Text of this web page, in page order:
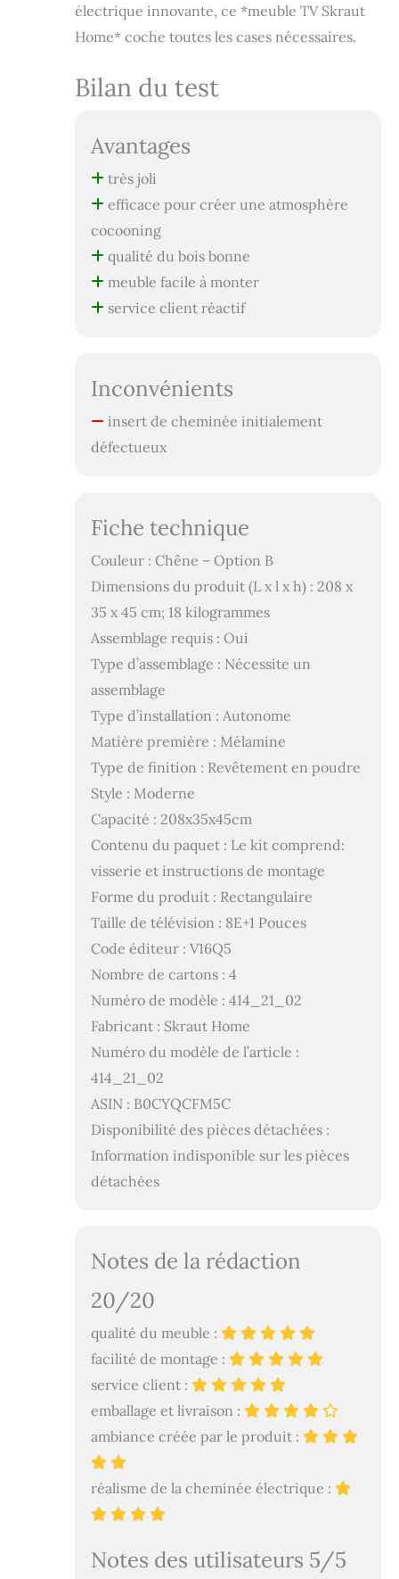
électrique innovante, ce *meuble TV Skraut
Home* coche toutes les cases nécessaires.
Bilan du test
Avantages
très joli
efficace pour créer une atmosphère
cocooning
qualité du bois bonne
meuble facile à monter
service client réactif
Inconvénients
insert de cheminée initialement
défectueux
Fiche technique
Couleur : Chêne – Option B
Dimensions du produit (L x l x h) : 208 x
35 x 45 cm; 18 kilogrammes
Assemblage requis : Oui
Type d’assemblage : Nécessite un
assemblage
Type d’installation : Autonome
Matière première : Mélamine
Type de finition : Revêtement en poudre
Style : Moderne
Capacité : 208x35x45cm
Contenu du paquet : Le kit comprend:
visserie et instructions de montage
Forme du produit : Rectangulaire
Taille de télévision : 8E+1 Pouces
Code éditeur : V16Q5
Nombre de cartons : 4
Numéro de modèle : 414_21_02
Fabricant : Skraut Home
Numéro du modèle de l’article :
414_21_02
ASIN : B0CYQCFM5C
Disponibilité des pièces détachées :
Information indisponible sur les pièces
détachées
Notes de la rédaction
20/20
qualité du meuble :
facilité de montage :
service client :
emballage et livraison :
ambiance créée par le produit :
réalisme de la cheminée électrique :
Notes des utilisateurs 5/5